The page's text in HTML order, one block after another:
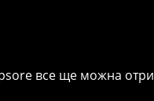
все ще можна